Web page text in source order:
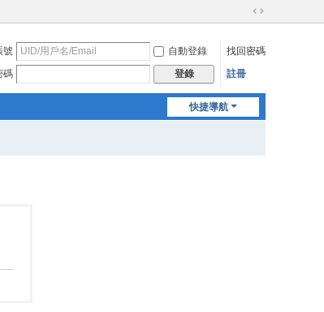
切
到
號 自動登錄
找回密碼
碼
登錄 註冊
快捷導航